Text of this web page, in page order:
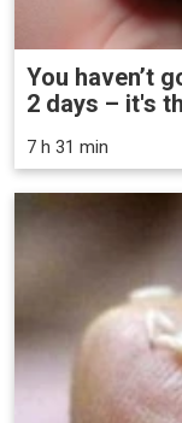
You haven’t
2 days – it's
7 h 31 min